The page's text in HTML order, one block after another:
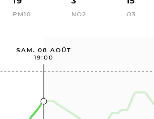
PM10 NO2 O3
SAM. 08 AOÛT
19:00